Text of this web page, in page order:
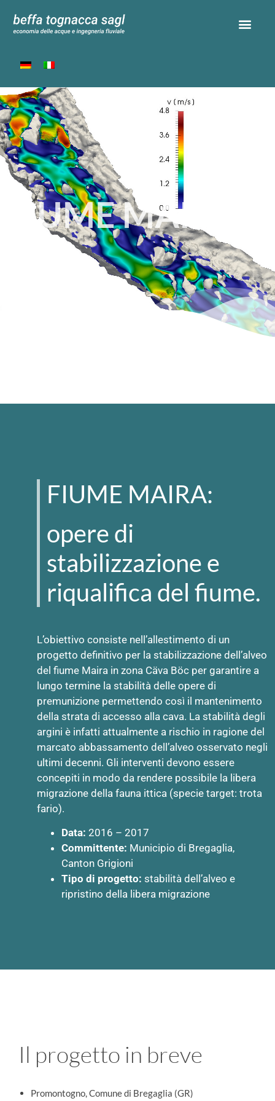
FIUME MAIRA
FIUME MAIRA:
opere di
stabilizzazione e
riqualifica del fiume.
L’obiettivo consiste nell’allestimento di un
progetto definitivo per la stabilizzazione dell’alveo
del fiume Maira in zona Cäva Böc per garantire a
lungo termine la stabilità delle opere di
premunizione permettendo così il mantenimento
della strata di accesso alla cava. La stabilità degli
argini è infatti attualmente a rischio in ragione del
marcato abbassamento dell’alveo osservato negli
ultimi decenni. Gli interventi devono essere
concepiti in modo da rendere possibile la libera
migrazione della fauna ittica (specie target: trota
fario).
Data: 2016 – 2017
Committente: Municipio di Bregaglia,
Canton Grigioni
Tipo di progetto: stabilità dell’alveo e
ripristino della libera migrazione
Il progetto in breve
Promontogno, Comune di Bregaglia (GR)